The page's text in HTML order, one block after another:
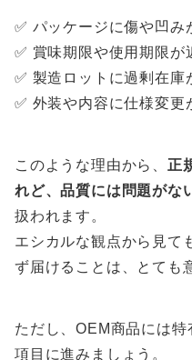
✅ パッケージに傷や凹み
✅ 賞味期限や使用期限が
✅ 製造ロットに過剰在庫
✅ 外装や内容に仕様変更
このような理由から、 正
れど、品質には問題がな
扱われます。
エシカルな観点から見て
ず届けることは、とても
ただし、OEM商品には
項目に進みましょう。